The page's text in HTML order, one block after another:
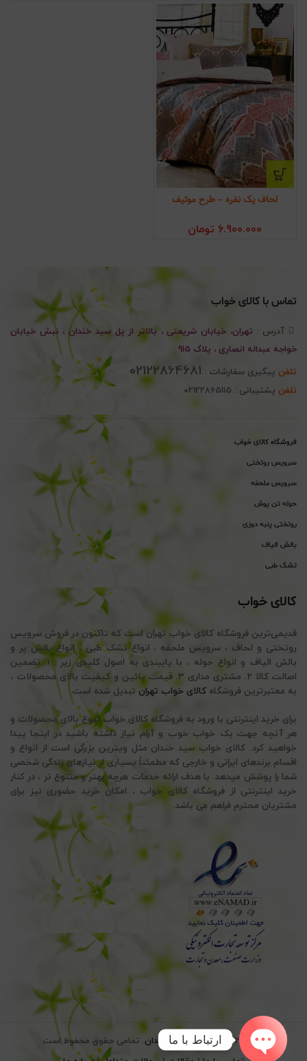
لحاف یک نفره – طرح موتیف
6.900.000 تومان
تماس با کالای خواب
آدرس : تهران، خیابان شریعتی ، بالاتر از پل سید خندان ، نبش خیابان
خواجه عبداله انصاری ، پلاک 915
تلفن پیگیری سفارشات : 02122864681
تلفن پشتیبانی : 02122865115
فروشگاه کالای خواب
سرویس روتختی
سرویس ملحفه
حوله تن پوش
روتختی پنبه دوزی
بالش الیاف
تشک طبی
کالای خواب
قدیمی‌ترین فروشگاه کالای خواب تهران است که تاکنون در فروش سرویس
روتختی و لحاف ، سرویس ملحفه ، انواع تشک طبی ، انواع بالش پر و
بالش الیاف و انواع حوله ، با پایبندی به اصول کلیدی زیر : 1. تضمین
اصالت کالا 2. مشتری مداری 3. قیمت پائین و کیفیت بالای محصولات ،
به معتبرترین فروشگاه کالای خواب تهران تبدیل شده است.
برای خرید اینترنتی با ورود به فروشگاه کالای خواب تنوع بالای محصولات و
هر آنچه جهت یک خواب خوب و آرام نیاز داشته باشید در اینجا پیدا
خواهید کرد. کالای خواب سید خندان مثل ویترین بزرگی است از انواع و
اقسام برندهای ایرانی و خارجی که مطمئناً بسیاری از نیازهای زندگی شخصی
شما را پوشش میدهد. با هدف ارائه خدمات هرچه بهتر و متنوع تر ، در کنار
خرید اینترنتی از فروشگاه کالای خواب ، امکان خرید حضوری نیز برای
مشتریان محترم فراهم می باشد.
© 2026 کالای خواب سید خندان. تمامی حقوق محفوظ است
ارتباط با ما